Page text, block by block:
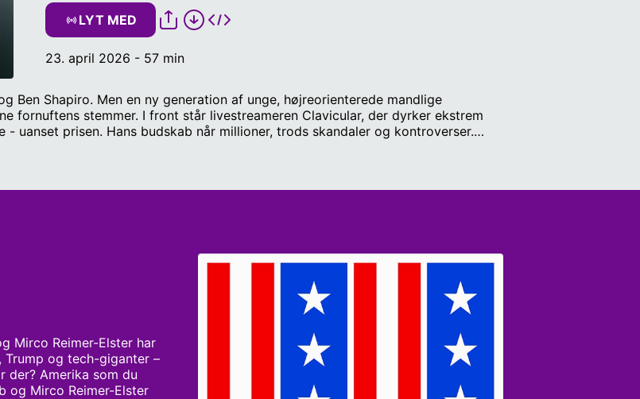
LYT MED
23. april 2026 - 57 min
Ben Shapiro. Men en ny generation af unge, højreorienterede mandlige
fornuftens stemmer. I front står livestreameren Clavicular, der dyrker ekstrem
- uanset prisen. Hans budskab når millioner, trods skandaler og kontroverser.
Mirco Reimer-Elster har
og tech-giganter –
der? Amerika som du
og Mirco Reimer-Elster